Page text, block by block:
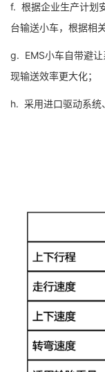
f. 根据企业生产计划
台输送小车，根据相
g. EMS小车自带避让
现输送效率更大化；
h. 采用进口驱动系统